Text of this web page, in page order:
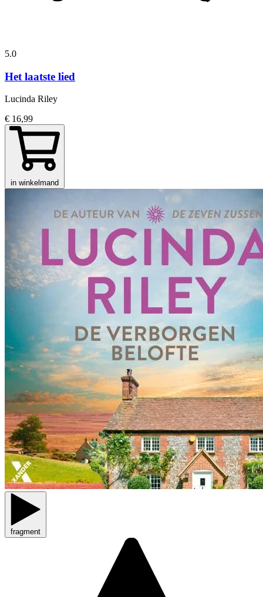
5.0
Het laatste lied
Lucinda Riley
€ 16,99
in winkelmand
fragment